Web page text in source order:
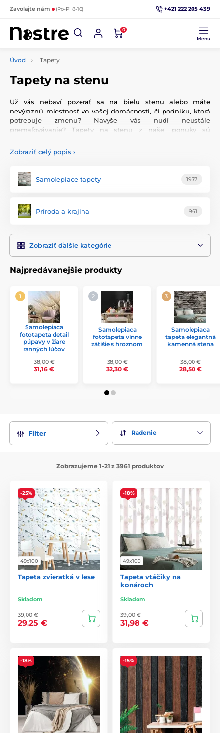
Zavolajte nám (Po-Pi 8-16) +421 222 205 439
0
Menu
Úvod Tapety
Tapety na stenu
Už vás nebaví pozerať sa na bielu stenu alebo máte
nevýraznú miestnosť vo vašej domácnosti, či podniku, ktorá
potrebuje zmenu? Navyše vás nudí neustále
premaľovávanie? Tapety na stenu z našej ponuky sú
je rýchle a jednoduché, sú aj ľahko umývateľné a odolné voči
oteru. Porozmýšľať nad vliesovou tapetou by ste mali aj z
prostredníctvom nich ukážete, že váš interiér je moderný a
nadčasový.
Myslíme na to, že každý má iný vkus a preto je ponuka
našich tapiet naozaj široká! Vybrať si môžete z množstva
strach, že si nevyberiete.
Aby ste si z veľkého množstva tapiet vybrali tú svoju,
starostlivo sme ich usporiadali do nasledujúcich
kategórii:
príroda a
retro
vzorované imitácia dreva, Feng Shui,vesmír a
hviezdy,zvieratá ,mestá ,ľudia a
celebrity,fantasy citáty a nápisy,jedlá a nápoje
Zobraziť celý popis ›
Samolepiace tapety 1937
Príroda a krajina 961
Zobraziť ďalšie kategórie
Najpredávanejšie produkty
Samolepiaca
fototapeta detail
púpavy v žiare
ranných lúčov
38,00 €
31,16 €
Samolepiaca
fototapeta vínne
zátišie s hroznom
38,00 €
32,30 €
Samolepiaca
tapeta elegantná
kamenná stena
38,00 €
28,50 €
Filter Radenie
Zobrazujeme 1-21 z 3961 produktov
-25%
49x100
Tapeta zvieratká v lese
Skladom
39,00 €
29,25 €
-18%
49x100
Tapeta vtáčiky na
konároch
Skladom
39,00 €
31,98 €
-18% -15%